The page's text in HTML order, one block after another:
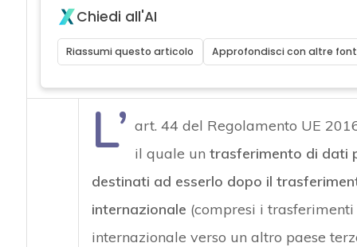
Chiedi all'AI
Riassumi questo articolo Approfondisci con altre
L’ art. 44 del Regolamento UE
il quale un trasferimento di dati
destinati ad esserlo dopo il
internazionale (compresi i trasferimenti
internazionale verso un altro paese